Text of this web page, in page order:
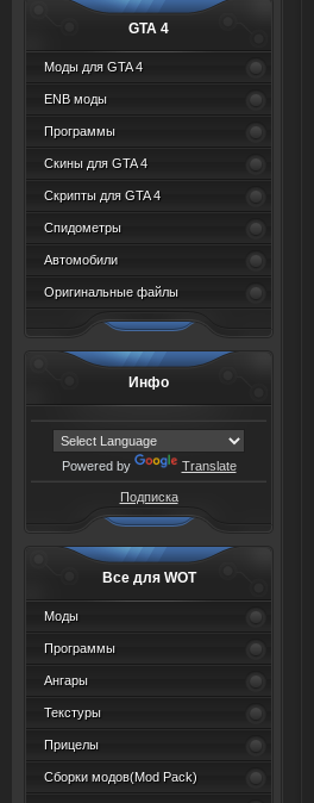
GTA 4
Моды для GTA 4
ENB моды
Программы
Скины для GTA 4
Скрипты для GTA 4
Спидометры
Автомобили
Оригинальные файлы
Инфо
Powered by Translate
Подписка
Все для WOT
Моды
Программы
Ангары
Текстуры
Прицелы
Сборки модов(Mod Pack)